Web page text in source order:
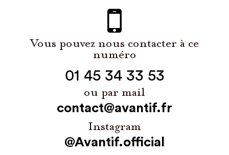
Vous pouvez nous contacter à ce
numéro
01 45 34 33 53
ou par mail
contact@avantif.fr
Instagram
@Avantif.official